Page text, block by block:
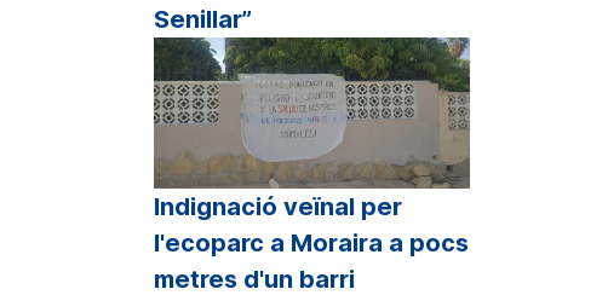
Senillar”
Indignació veïnal per
l'ecoparc a Moraira a pocs
metres d'un barri